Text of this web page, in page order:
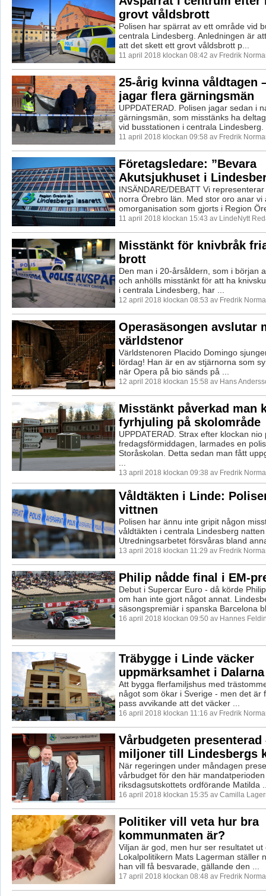
grovt våldsbrott
Polisen har spärrat av ett område vid
centrala Lindesberg. Anledningen är
att det skett ett grovt våldsbrott p...
11 april 2018 klockan 08:42 av Fredrik
25-årig kvinna våldtagen
jagar flera gärningsmän
UPPDATERAD. Polisen jagar sedan i
gärningsmän, som misstänks ha
vid busstationen i centrala Lindesberg.
11 april 2018 klockan 09:58 av Fredrik
Företagsledare: ”Bevara
Akutsjukhuset i
INSÄNDARE/DEBATT Vi
norra Örebro län. Med stor oro anar vi
omorganisation som gjorts i Region
11 april 2018 klockan 15:43 av LindeNytt
Misstänkt för knivbråk
brott
Den man i 20-årsåldern, som i början
och anhölls misstänkt för att ha
i centrala Lindesberg, har ...
12 april 2018 klockan 08:53 av Fredrik
Operasäsongen avslutar
världstenor
Världstenoren Placido Domingo
lördag! Han är en av stjärnorna som
när Opera på bio sänds på ...
12 april 2018 klockan 15:58 av Hans
Misstänkt påverkad man
fyrhjuling på skolområde
UPPDATERAD. Strax efter klockan nio
fredagsförmiddagen, larmades en
Storåskolan. Detta sedan man fått
...
13 april 2018 klockan 09:38 av Fredrik
Våldtäkten i Linde:
vittnen
Polisen har ännu inte gripit någon
våldtäkten i centrala Lindesberg
Utredningsarbetet försvåras bland
13 april 2018 klockan 11:29 av Fredrik
Philip nådde final i EM-
Debut i Supercar Euro - då körde
om han inte gjort något annat.
säsongspremiär i spanska Barcelona
16 april 2018 klockan 09:50 av Hannes
Träbygge i Linde väcker
uppmärksamhet i Dalarna
Att bygga flerfamiljshus med
något som ökar i Sverige - men det är
pass avvikande att det väcker ...
16 april 2018 klockan 11:16 av Fredrik
Vårbudgeten presenterad
miljoner till Lindesbergs
När regeringen under måndagen
vårbudget för den här
riksdagsutskottets ordförande Matilda
16 april 2018 klockan 15:35 av Camilla
Politiker vill veta hur bra
kommunmaten är?
Viljan är god, men hur ser resultatet ut
Lokalpolitikern Mats Lagerman ställer
han vill få besvarade, gällande den ...
17 april 2018 klockan 08:48 av Fredrik